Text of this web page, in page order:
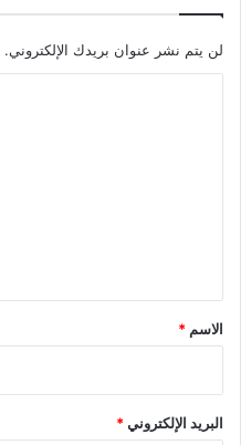
لن يتم نشر عنوان بريدك الإلكتروني.
*
الاسم *
البريد الإلكتروني*